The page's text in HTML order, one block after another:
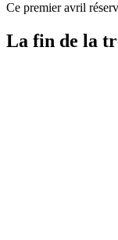
Ce premier avril
La fin de la